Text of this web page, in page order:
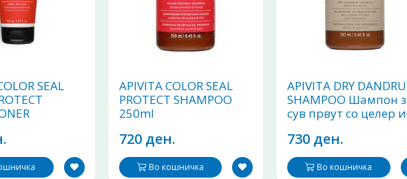
SEAL
и
од киноа
APIVITA COLOR SEAL
PROTECT SHAMPOO
250ml
720 ден.
Во кошничка
APIVITA DRY
SHAMPOO Шампон
сув првут со целер и
730 ден.
Во кошничка